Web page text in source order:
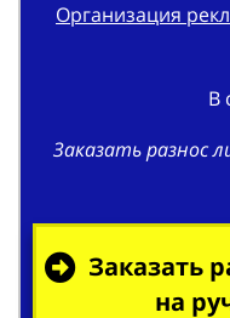
Организация
В
Заказать разнос
Заказать
на